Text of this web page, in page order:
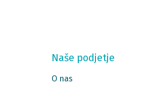
Naše podjetje
O nas